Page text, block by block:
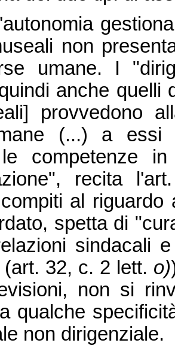
non
umane. I
anche
provvedono
(...) a essi
competenze
recita
al riguardo
spetta di
sindacali
32, c. 2 lett. o)
non si
qualche
non dirigenziale.